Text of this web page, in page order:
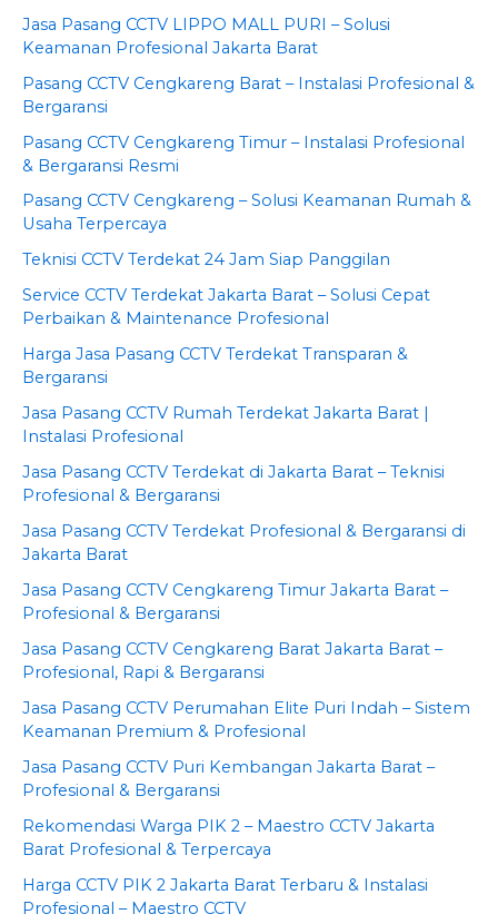
Jasa Pasang CCTV LIPPO MALL PURI – Solusi
Keamanan Profesional Jakarta Barat
Pasang CCTV Cengkareng Barat – Instalasi Profesional &
Bergaransi
Pasang CCTV Cengkareng Timur – Instalasi Profesional
& Bergaransi Resmi
Pasang CCTV Cengkareng – Solusi Keamanan Rumah &
Usaha Terpercaya
Teknisi CCTV Terdekat 24 Jam Siap Panggilan
Service CCTV Terdekat Jakarta Barat – Solusi Cepat
Perbaikan & Maintenance Profesional
Harga Jasa Pasang CCTV Terdekat Transparan &
Bergaransi
Jasa Pasang CCTV Rumah Terdekat Jakarta Barat |
Instalasi Profesional
Jasa Pasang CCTV Terdekat di Jakarta Barat – Teknisi
Profesional & Bergaransi
Jasa Pasang CCTV Terdekat Profesional & Bergaransi di
Jakarta Barat
Jasa Pasang CCTV Cengkareng Timur Jakarta Barat –
Profesional & Bergaransi
Jasa Pasang CCTV Cengkareng Barat Jakarta Barat –
Profesional, Rapi & Bergaransi
Jasa Pasang CCTV Perumahan Elite Puri Indah – Sistem
Keamanan Premium & Profesional
Jasa Pasang CCTV Puri Kembangan Jakarta Barat –
Profesional & Bergaransi
Rekomendasi Warga PIK 2 – Maestro CCTV Jakarta
Barat Profesional & Terpercaya
Harga CCTV PIK 2 Jakarta Barat Terbaru & Instalasi
Profesional – Maestro CCTV